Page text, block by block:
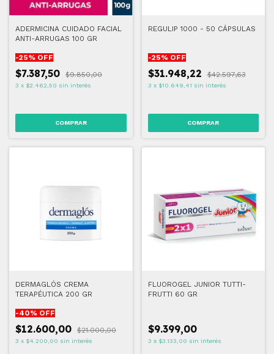
ADERMICINA CUIDADO FACIAL
ANTI-ARRUGAS 100 GR
-25% OFF
$7.387,50 $9.850,00
3 x $2.462,50 sin interés
REGULIP 1000 - 50 CÁPSULAS
-25% OFF
$31.948,22 $42.597,63
3 x $10.649,41 sin interés
DERMAGLÓS CREMA
TERAPÉUTICA 200 GR
-40% OFF
$12.600,00 $21.000,00
3 x $4.200,00 sin interés
FLUOROGEL JUNIOR TUTTI-
FRUTTI 60 GR
$9.399,00
3 x $3.133,00 sin interés